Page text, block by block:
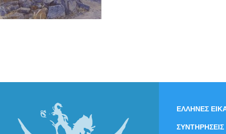
ΕΛΛΗΝΕΣ
ΣΥΝΤΗΡΗΣΕΙΣ